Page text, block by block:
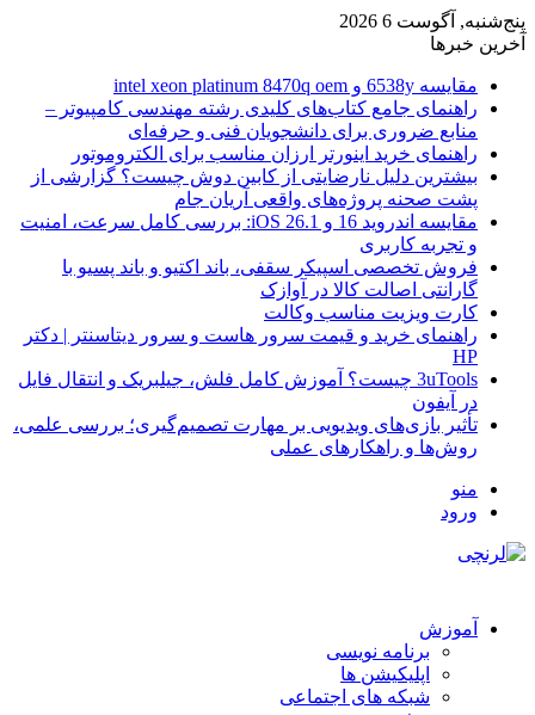
پنج‌شنبه, آگوست 6 2026
آخرین خبرها
مقایسه 6538y و intel xeon platinum 8470q oem
راهنمای جامع کتاب‌های کلیدی رشته مهندسی کامپیوتر –
منابع ضروری برای دانشجویان فنی و حرفه‌ای
راهنمای خرید اینورتر ارزان مناسب برای الکتروموتور
بیشترین دلیل نارضایتی از کابین دوش چیست؟ گزارشی از
پشت صحنه پروژه‌های واقعی آریان جام
مقایسه اندروید 16 و iOS 26.1: بررسی کامل سرعت، امنیت
و تجربه کاربری
فروش تخصصی اسپیکر سقفی، باند اکتیو و باند پسیو با
گارانتی اصالت کالا در آوازک
کارت ویزیت مناسب وکالت
راهنمای خرید و قیمت سرور هاست و سرور دیتاسنتر | دکتر
HP
3uTools چیست؟ آموزش کامل فلش، جیلبریک و انتقال فایل
در آیفون
تأثیر بازی‌های ویدیویی بر مهارت تصمیم‌گیری؛ بررسی علمی،
روش‌ها و راهکارهای عملی
منو
ورود
آموزش
برنامه نویسی
اپلیکیشن ها
شبکه های اجتماعی